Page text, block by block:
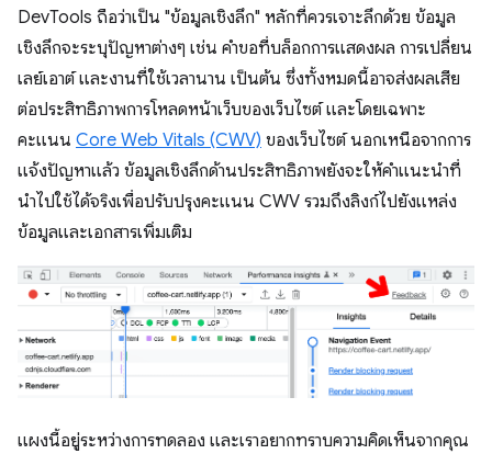
DevTools ถือว่าเป็น "ข้อมูลเชิงลึก" หลักที่ควรเจาะลึกด้วย ข้อมูล
เชิงลึกจะระบุปัญหาต่างๆ เช่น คำขอที่บล็อกการแสดงผล การเปลี่ยน
เลย์เอาต์ และงานที่ใช้เวลานาน เป็นต้น ซึ่งทั้งหมดนี้อาจส่งผลเสีย
ต่อประสิทธิภาพการโหลดหน้าเว็บของเว็บไซต์ และโดยเฉพาะ
คะแนน Core Web Vitals (CWV) ของเว็บไซต์ นอกเหนือจากการ
แจ้งปัญหาแล้ว ข้อมูลเชิงลึกด้านประสิทธิภาพยังจะให้คำแนะนำที่
นำไปใช้ได้จริงเพื่อปรับปรุงคะแนน CWV รวมถึงลิงก์ไปยังแหล่ง
ข้อมูลและเอกสารเพิ่มเติม
แผงนี้อยู่ระหว่างการทดลอง และเราอยากทราบความคิดเห็นจากคุณ